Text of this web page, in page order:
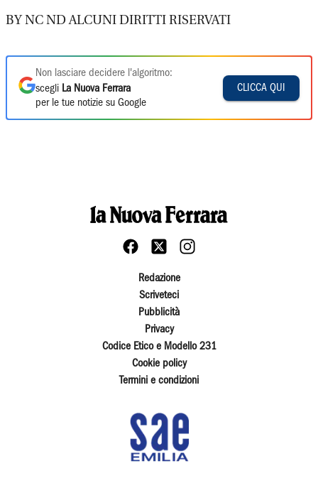
BY NC ND ALCUNI DIRITTI RISERVATI
Non lasciare decidere l'algoritmo:
scegli La Nuova Ferrara
per le tue notizie su Google
CLICCA QUI
Redazione
Scriveteci
Pubblicità
Privacy
Codice Etico e Modello 231
Cookie policy
Termini e condizioni